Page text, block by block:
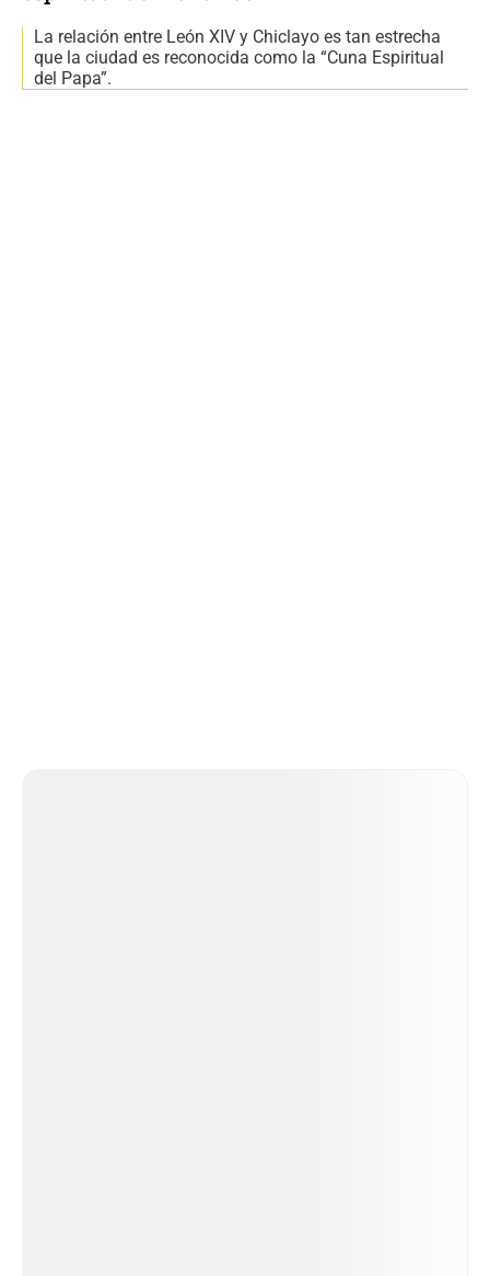
La relación entre León XIV y Chiclayo es tan estrecha
que la ciudad es reconocida como la “Cuna Espiritual
del Papa”.